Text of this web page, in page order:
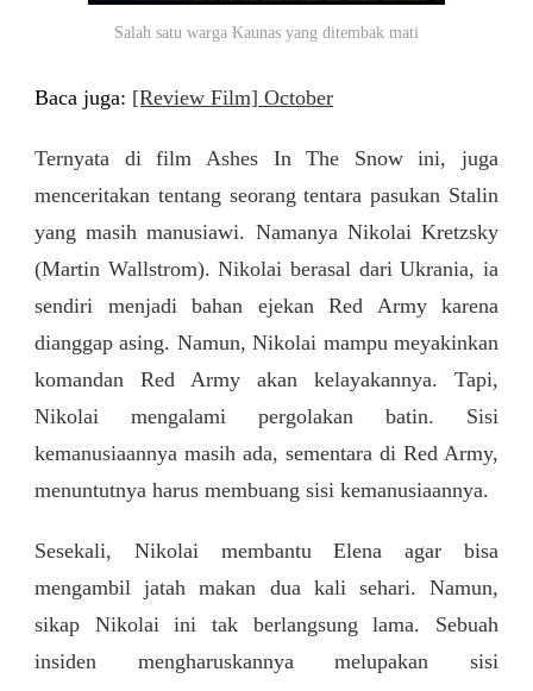
Salah satu warga Kaunas yang ditembak mati
Baca juga: [Review Film] October
Ternyata di film Ashes In The Snow ini, juga
menceritakan tentang seorang tentara pasukan Stalin
yang masih manusiawi. Namanya Nikolai Kretzsky
(Martin Wallstrom). Nikolai berasal dari Ukrania, ia
sendiri menjadi bahan ejekan Red Army karena
dianggap asing. Namun, Nikolai mampu meyakinkan
komandan Red Army akan kelayakannya. Tapi,
Nikolai mengalami pergolakan batin. Sisi
kemanusiaannya masih ada, sementara di Red Army,
menuntutnya harus membuang sisi kemanusiaannya.
Sesekali, Nikolai membantu Elena agar bisa
mengambil jatah makan dua kali sehari. Namun,
sikap Nikolai ini tak berlangsung lama. Sebuah
insiden mengharuskannya melupakan sisi